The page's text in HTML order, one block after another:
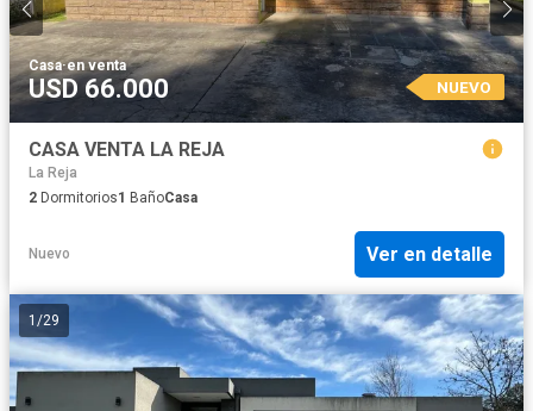
Casa·en venta
USD 66.000 NUEVO
CASA VENTA LA REJA
La Reja
2 Dormitorios1 BañoCasa
Nuevo Ver en detalle
1 /29